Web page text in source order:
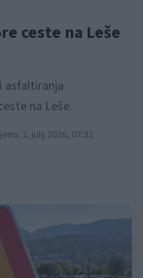
ceste na Leše
asfaltiranja
na Leše.
2. julij 2026, 07:32